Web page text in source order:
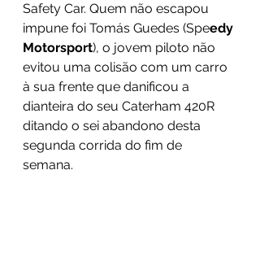
Safety Car. Quem não escapou
impune foi Tomás Guedes (Speedy
Motorsport), o jovem piloto não
evitou uma colisão com um carro
à sua frente que danificou a
dianteira do seu Caterham 420R
ditando o sei abandono desta
segunda corrida do fim de
semana.